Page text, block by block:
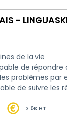
-
de la vie
de répondre
problèmes par
de suivre les
sur la société, les
> 0€ HT